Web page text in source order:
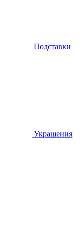
Подставки
Украшения